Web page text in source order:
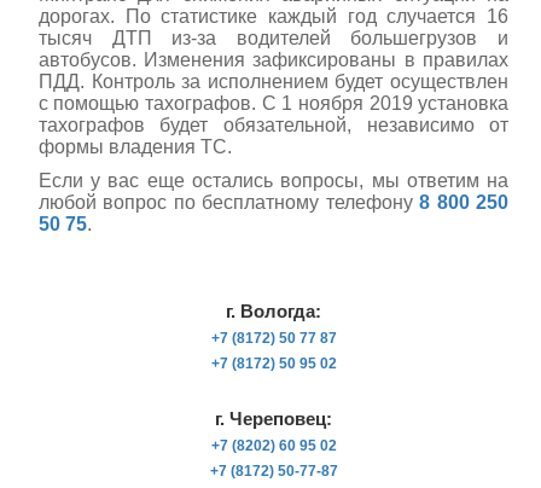
дорогах. По статистике каждый год случается 16
тысяч ДТП из-за водителей большегрузов и
автобусов. Изменения зафиксированы в правилах
ПДД. Контроль за исполнением будет осуществлен
с помощью тахографов. С 1 ноября 2019 установка
тахографов будет обязательной, независимо от
формы владения ТС.
Если у вас еще остались вопросы, мы ответим на
любой вопрос по бесплатному телефону8 800 250
50 75.
г. Вологда:
+7 (8172) 50 77 87
+7 (8172) 50 95 02
г. Череповец:
+7 (8202) 60 95 02
+7 (8172) 50-77-87